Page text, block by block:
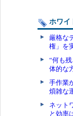
ホワイ
厳格な
権」を
“何も
体的な
手作業
煩雑な
ネット
と効率